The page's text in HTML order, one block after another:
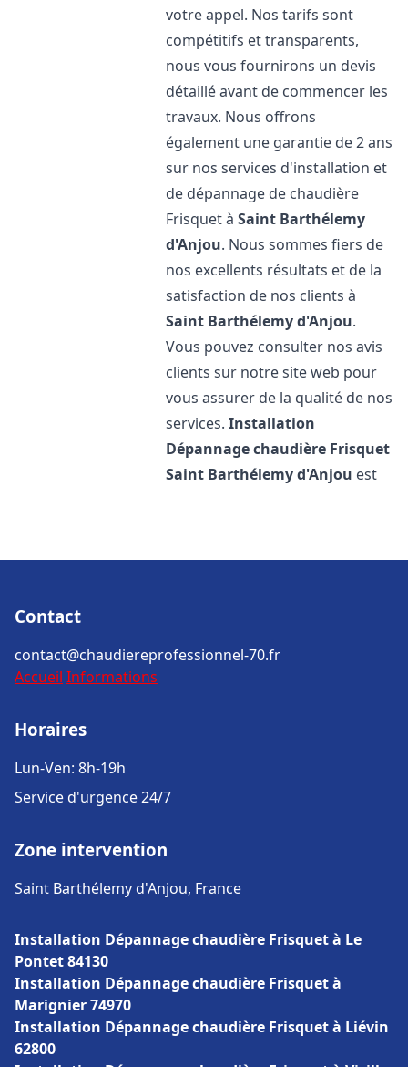
votre appel. Nos tarifs sont
compétitifs et transparents,
nous vous fournirons un devis
détaillé avant de commencer les
travaux. Nous offrons
également une garantie de 2 ans
sur nos services d'installation et
de dépannage de chaudière
Frisquet àSaint Barthélemy
d'Anjou. Nous sommes fiers de
nos excellents résultats et de la
satisfaction de nos clients à
Saint Barthélemy d'Anjou.
Vous pouvez consulter nos avis
clients sur notre site web pour
vous assurer de la qualité de nos
services.Installation
Dépannage chaudière Frisquet
Saint Barthélemy d'Anjou est
Contact
contact@chaudiereprofessionnel-70.fr
Accueil Informations
Horaires
Lun-Ven: 8h-19h
Service d'urgence 24/7
Zone intervention
Saint Barthélemy d'Anjou, France
Installation Dépannage chaudière Frisquet à Le
Pontet 84130
Installation Dépannage chaudière Frisquet à
Marignier 74970
Installation Dépannage chaudière Frisquet à Liévin
62800